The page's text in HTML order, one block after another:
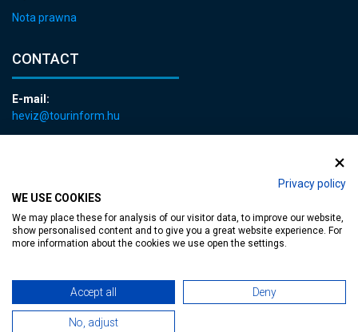
Privacy policy
WE USE COOKIES
We may place these for analysis of our visitor data, to improve our website,
show personalised content and to give you a great website experience. For
more information about the cookies we use open the settings.
Accept all Deny
No, adjust
Nota prawna
CONTACT
E-mail:
heviz@tourinform.hu
MediaGum|Cookie renewals